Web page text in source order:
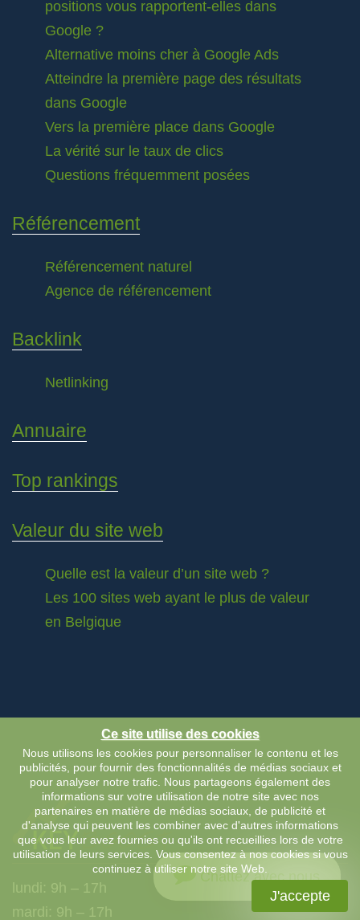
positions vous rapportent-elles dans
Google ?
Alternative moins cher à Google Ads
Atteindre la première page des résultats
dans Google
Vers la première place dans Google
La vérité sur le taux de clics
Questions fréquemment posées
Référencement
Référencement naturel
Agence de référencement
Backlink
Netlinking
Annuaire
Top rankings
Valeur du site web
Quelle est la valeur d’un site web ?
Les 100 sites web ayant le plus de valeur
en Belgique
lundi: 9h – 17h
mardi: 9h – 17h
Chattez avec nous
Ce site utilise des cookies
Nous utilisons les cookies pour personnaliser le contenu et les
publicités, pour fournir des fonctionnalités de médias sociaux et
pour analyser notre trafic. Nous partageons également des
informations sur votre utilisation de notre site avec nos
partenaires en matière de médias sociaux, de publicité et
d'analyse qui peuvent les combiner avec d'autres informations
que vous leur avez fournies ou qu'ils ont recueillies lors de votre
utilisation de leurs services. Vous consentez à nos cookies si vous
continuez à utiliser notre site Web.
J'accepte